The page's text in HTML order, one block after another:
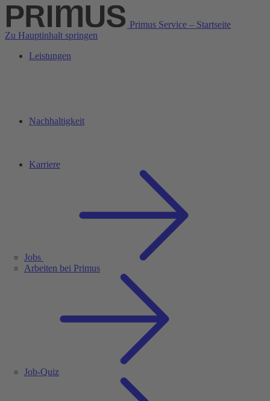
Primus Service – Startseite
Zu Hauptinhalt springen
Leistungen
Nachhaltigkeit
Karriere
Jobs
Arbeiten bei Primus
Job-Quiz